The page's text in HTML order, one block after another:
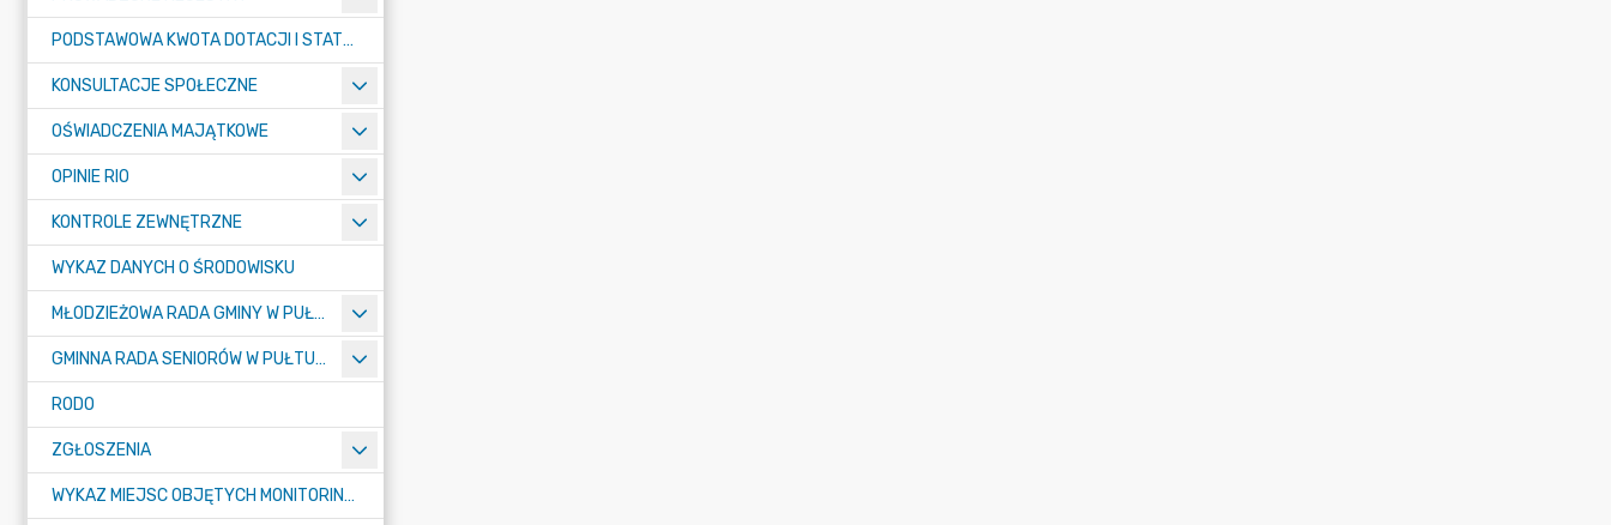
PODSTAWOWA KWOTA DOTACJI I STATYSTYCZNA LICZBA UCZNIÓW
KONSULTACJE SPOŁECZNE
OŚWIADCZENIA MAJĄTKOWE
OPINIE RIO
KONTROLE ZEWNĘTRZNE
WYKAZ DANYCH O ŚRODOWISKU
MŁODZIEŻOWA RADA GMINY W PUŁTUSKU
GMINNA RADA SENIORÓW W PUŁTUSKU
RODO
ZGŁOSZENIA
WYKAZ MIEJSC OBJĘTYCH MONITORINGIEM